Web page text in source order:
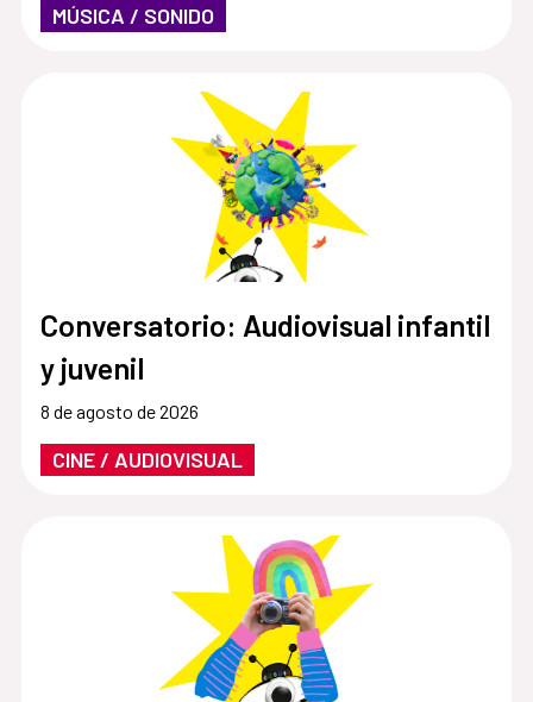
MÚSICA / SONIDO
Conversatorio: Audiovisual infantil
y juvenil
8 de agosto de 2026
CINE / AUDIOVISUAL